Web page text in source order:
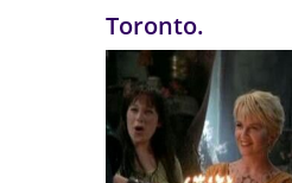
Toronto.